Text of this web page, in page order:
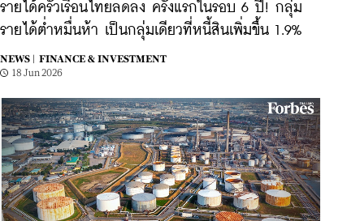
รายได้ครัวเรือนไทยลดลง ครั้งแรกในรอบ 6 ปี! กลุ่ม
รายได้ต่ำหมื่นห้า เป็นกลุ่มเดียวที่หนี้สินเพิ่มขึ้น 1.9%
NEWS |
FINANCE & INVESTMENT
18 Jun 2026